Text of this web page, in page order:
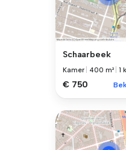
Schaarbeek
Kamer 400 m² |1
€ 750